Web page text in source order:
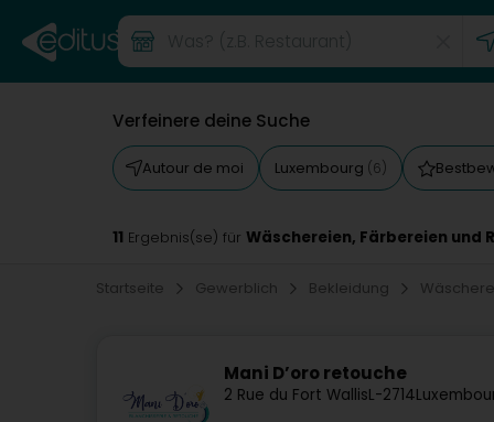
Verfeinere deine Suche
Autour de moi Luxembourg (6)
11 Ergebnis(se) für Wäschereien, Färbereien und
Startseite Gewerblich Bekleidung
Mani D’oro retouche
2 Rue du Fort WallisL-2714